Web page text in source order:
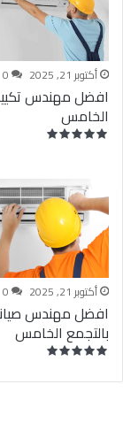
أكتوبر 21, 2025 0
افضل مهندس
الخامس
أكتوبر 21, 2025 0
افضل مهندس
بالتجمع الخامس